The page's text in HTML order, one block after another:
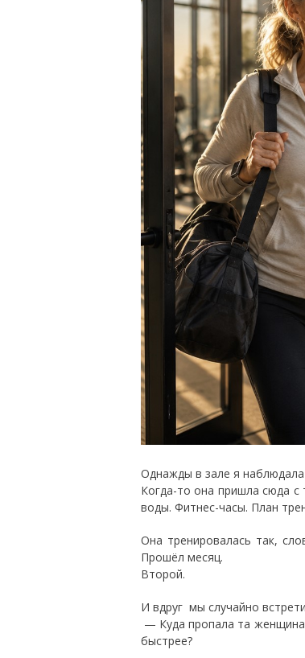
Однажды в зале я
Когда-то она пришла сюда
воды. Фитнес-часы. План
Она тренировалась так,
Прошёл месяц.
Второй.
И вдруг мы случайно
— Куда пропала та
быстрее?